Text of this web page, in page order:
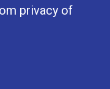
privacy of